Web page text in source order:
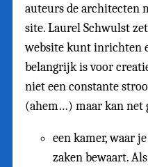
auteurs de architecten
site. Laurel Schwulst
website kunt inrichten
belangrijk is voor
niet een constante
(ahem…) maar kan net
een kamer, waar
zaken bewaart.